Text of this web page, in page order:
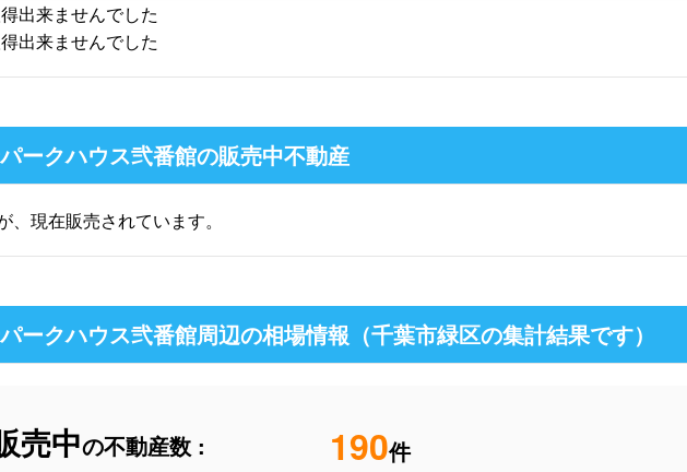
出来ませんでした
出来ませんでした
ークハウス弐番館の販売中不動産
、現在販売されています。
ークハウス弐番館周辺の相場情報（千葉市緑区の集計結果です）
売中の不動産数 : 190件